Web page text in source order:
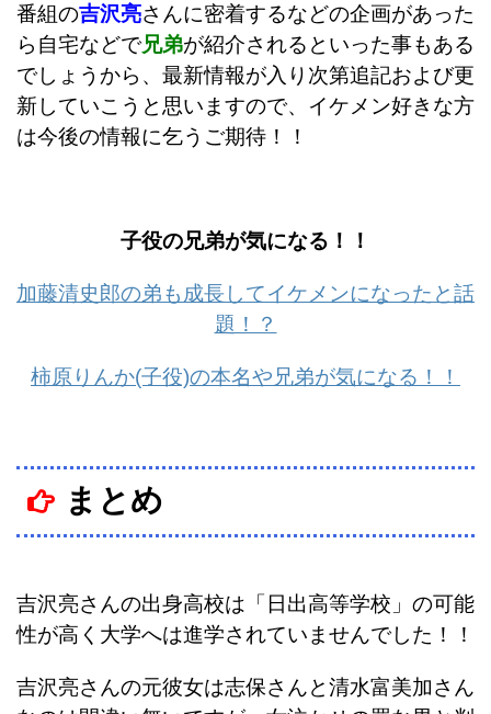
番組の吉沢亮さんに密着するなどの企画があった
ら自宅などで兄弟が紹介されるといった事もある
でしょうから、最新情報が入り次第追記および更
新していこうと思いますので、イケメン好きな方
は今後の情報に乞うご期待！！
子役の兄弟が気になる！！
加藤清史郎の弟も成長してイケメンになったと話
題！？
柿原りんか(子役)の本名や兄弟が気になる！！
まとめ
吉沢亮さんの出身高校は「日出高等学校」の可能
性が高く大学へは進学されていませんでした！！
吉沢亮さんの元彼女は志保さんと清水富美加さん